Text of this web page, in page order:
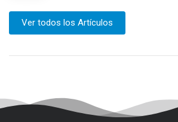
Ver todos los Artículos